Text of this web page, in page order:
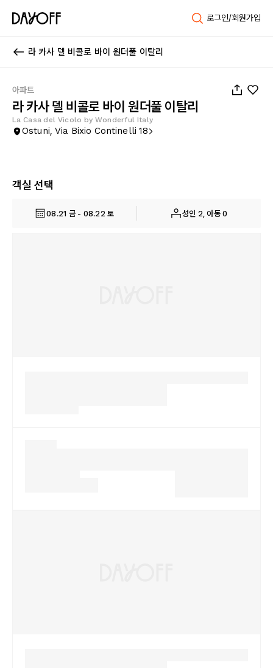
로그인/회원가입
라 카사 델 비콜로 바이 원더풀 이탈리
아파트
라 카사 델 비콜로 바이 원더풀 이탈리
La Casa del Vicolo by Wonderful Italy
Ostuni, Via Bixio Continelli 18
객실 선택
08.21 금 - 08.22 토 성인 2, 아동 0